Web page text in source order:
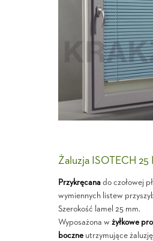
Żaluzja ISOTECH 25
Przykręcanado czołowej
wymiennych listew
Szerokość lamel 25 mm.
Wyposażona w żyłkowe
boczneutrzymujące żaluzję